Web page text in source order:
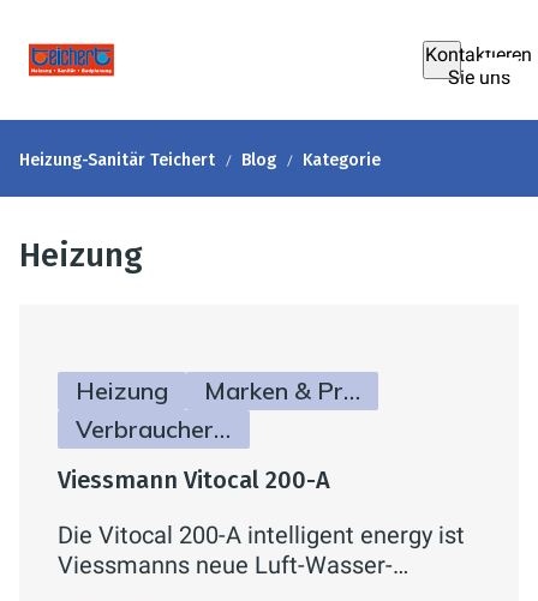
Kontaktieren
Sie uns
Heizung-Sanitär Teichert Blog Kategorie
Heizung
Heizung
Marken & Produkte
Verbraucherinfos
Viessmann Vitocal 200-A
Die Vitocal 200-A intelligent energy ist
Viessmanns neue Luft-Wasser-